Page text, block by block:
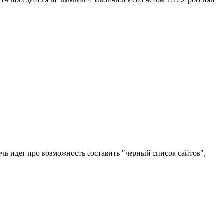
идет про возможность составить "черный список сайтов",